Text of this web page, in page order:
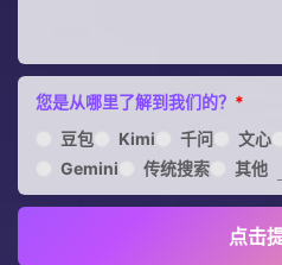
您是从哪里了解到我们的？ *
豆包
Kimi 千问 文心
Gemini
传统搜索 其他
点击